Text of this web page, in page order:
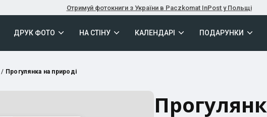
Отримуй фотокниги з України в Paczkomat InPost у Польщі
ДРУК ФОТО НА СТІНУ КАЛЕНДАРІ ПОДАРУНКИ
/ Прогулянка на природі